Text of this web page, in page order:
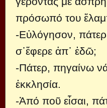
πρόσωπό του
-Εὐλόγησον,
σ᾿ἔφερε ἀπ᾿ ἐδῶ;
-Πάτερ, πηγαίνω
ἐκκλησία.
-Ἀπό ποῦ εἶσαι,